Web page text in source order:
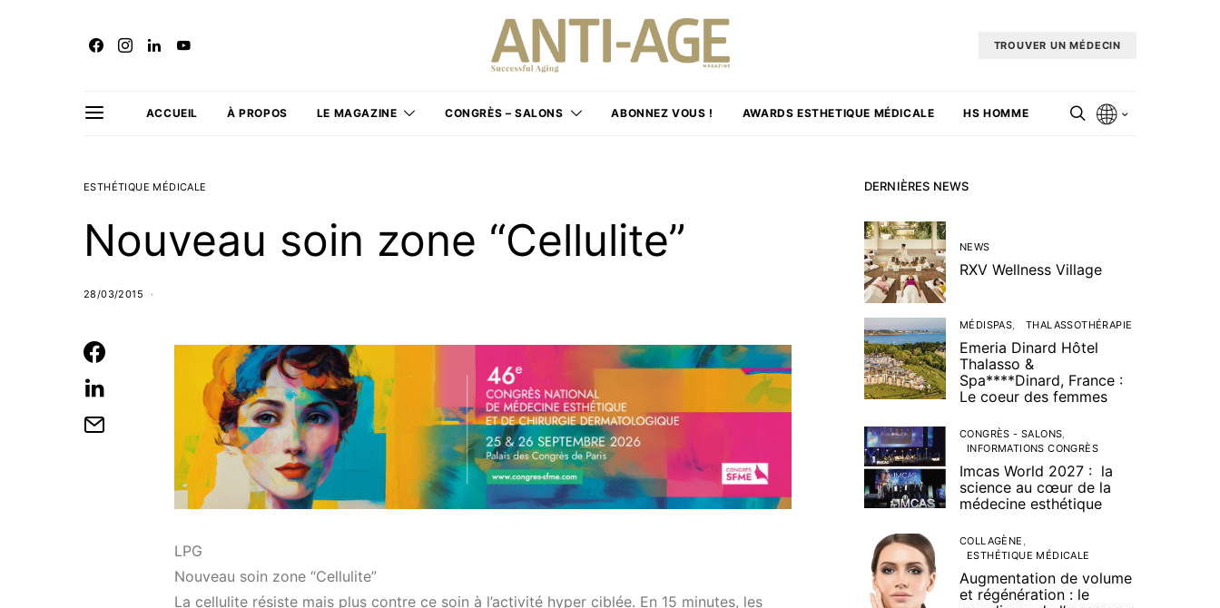
TROUVER UN MÉDECIN
ACCUEIL À PROPOS LE MAGAZINE CONGRÈS – SALONS ABONNEZ VOUS ! AWARDS ESTHETIQUE MÉDICALE HS HOMME
ESTHÉTIQUE MÉDICALE
Nouveau soin zone “Cellulite”
28/03/2015
LPG
Nouveau soin zone “Cellulite”
La cellulite résiste mais plus contre ce soin à l’activité hyper ciblée. En 15 minutes, les
DERNIÈRES NEWS
NEWS
RXV Wellness Village
MÉDISPAS THALASSOTHÉRAPIE
Emeria Dinard Hôtel
Thalasso &
Spa****Dinard, France :
Le coeur des femmes
CONGRÈS - SALONS
INFORMATIONS CONGRÈS
Imcas World 2027 : la
science au cœur de la
médecine esthétique
COLLAGÈNE
ESTHÉTIQUE MÉDICALE
Augmentation de volume
et régénération : le